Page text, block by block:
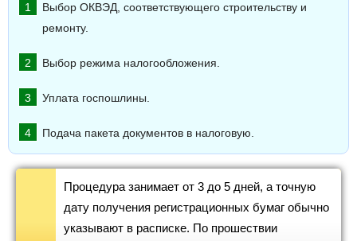
Выбор ОКВЭД, соответствующего строительству и
ремонту.
Выбор режима налогообложения.
Уплата госпошлины.
Подача пакета документов в налоговую.
Процедура занимает от 3 до 5 дней, а точную
дату получения регистрационных бумаг обычно
указывают в расписке. По прошествии